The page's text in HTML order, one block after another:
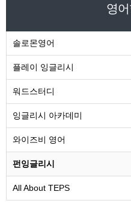
영
솔로몬영어
플레이 잉글리시
워드스터디
잉글리시 아카데미
와이즈비 영어
펀잉글리시
All About TEPS